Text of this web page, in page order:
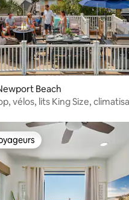
Beach
vélos, lits King Size,